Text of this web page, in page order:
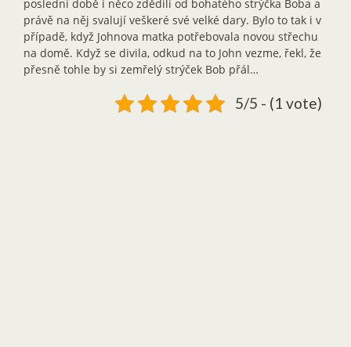
poslední době i něco zdědili od bohatého strýčka Boba a
právě na něj svalují veškeré své velké dary. Bylo to tak i v
případě, když Johnova matka potřebovala novou střechu
na domě. Když se divila, odkud na to John vezme, řekl, že
přesně tohle by si zemřelý strýček Bob přál…
5/5 - (1 vote)